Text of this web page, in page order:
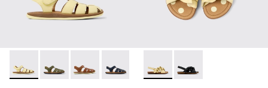
Bicho - 80177-086 - Sandalias cerradas de piel amarillas
Bicho - 80177-088 - Sandalias cerradas de piel
Bicho - 80177-078 - Sandalias cerradas de
Bicho - 80177-077 - Sandalias
Bicho - 80177-074
Bicho - 80177-067
Bicho - 80177-
Twins - K800677-001 -
Twins - K800677-